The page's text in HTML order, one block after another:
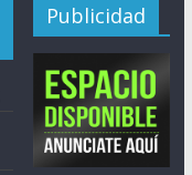
Publicidad